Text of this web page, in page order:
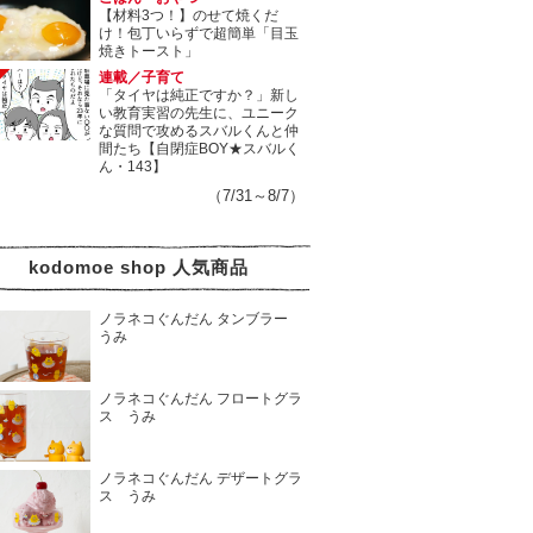
【材料3つ！】のせて焼くだ
け！包丁いらずで超簡単「目玉
焼きトースト」
連載／子育て
「タイヤは純正ですか？」新し
い教育実習の先生に、ユニーク
な質問で攻めるスバルくんと仲
間たち【自閉症BOY★スバルく
ん・143】
（7/31～8/7）
kodomoe shop 人気商品
ノラネコぐんだん タンブラー
うみ
ノラネコぐんだん フロートグラ
ス うみ
ノラネコぐんだん デザートグラ
ス うみ